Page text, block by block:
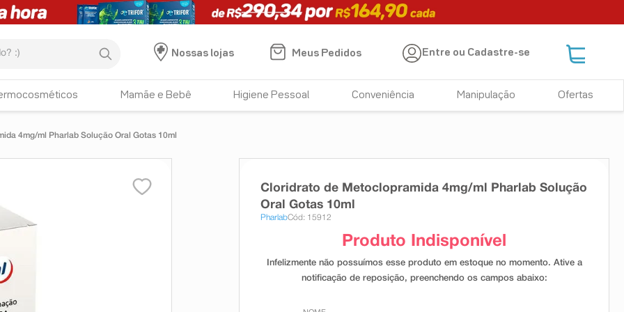
Nossas lojas
Meus Pedidos Entre ou Cadastre-se
Mamãe e Bebê Higiene Pessoal Conveniência Manipulação Ofertas
4mg/ml Pharlab Solução Oral Gotas 10ml
Cloridrato de Metoclopramida 4mg/ml Pharlab Solução
Oral Gotas 10ml
PharlabCód: 15912